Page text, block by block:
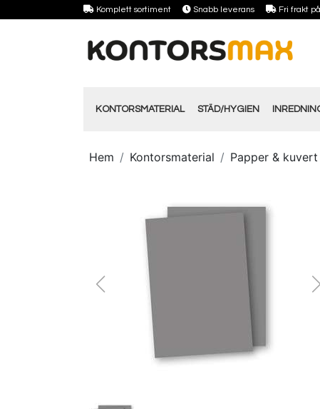
Komplett sortiment Snabb leverans Fri frakt
KONTORSMATERIAL STÄD/HYGIEN
Hem Kontorsmaterial Papper & kuvert